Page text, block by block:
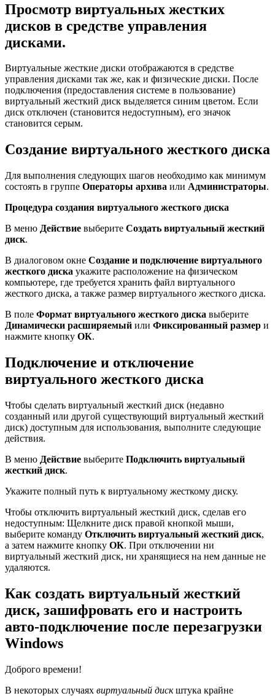
Просмотр виртуальных жестких
дисков в средстве управления
дисками.
Виртуальные жесткие диски отображаются в средстве
управления дисками так же, как и физические диски. После
подключения (предоставления системе в пользование)
виртуальный жесткий диск выделяется синим цветом. Если
диск отключен (становится недоступным), его значок
становится серым.
Создание виртуального жесткого диска
Для выполнения следующих шагов необходимо как минимум
состоять в группе Операторы архива или Администраторы.
Процедура создания виртуального жесткого диска
В меню Действие выберите Создать виртуальный жесткий
диск.
В диалоговом окне Создание и подключение виртуального
жесткого диска укажите расположение на физическом
компьютере, где требуется хранить файл виртуального
жесткого диска, а также размер виртуального жесткого диска.
В поле Формат виртуального жесткого диска выберите
Динамически расширяемый или Фиксированный размер и
нажмите кнопку ОК.
Подключение и отключение
виртуального жесткого диска
Чтобы сделать виртуальный жесткий диск (недавно
созданный или другой существующий виртуальный жесткий
диск) доступным для использования, выполните следующие
действия.
В меню Действие выберите Подключить виртуальный
жесткий диск.
Укажите полный путь к виртуальному жесткому диску.
Чтобы отключить виртуальный жесткий диск, сделав его
недоступным: Щелкните диск правой кнопкой мыши,
выберите команду Отключить виртуальный жесткий диск,
а затем нажмите кнопку ОК. При отключении ни
виртуальный жесткий диск, ни хранящиеся на нем данные не
удаляются.
Как создать виртуальный жесткий
диск, зашифровать его и настроить
авто-подключение после перезагрузки
Windows
Доброго времени!
В некоторых случаях виртуальный дискштука крайне